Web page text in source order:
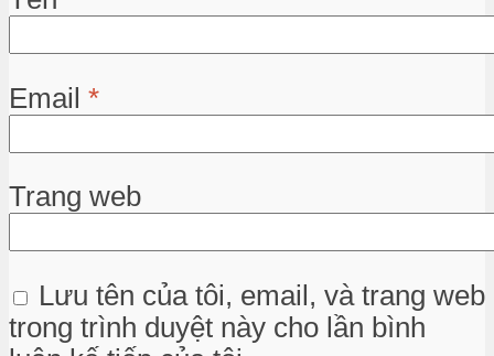
Email *
Trang web
Lưu tên của tôi, email, và trang web
trong trình duyệt này cho lần bình